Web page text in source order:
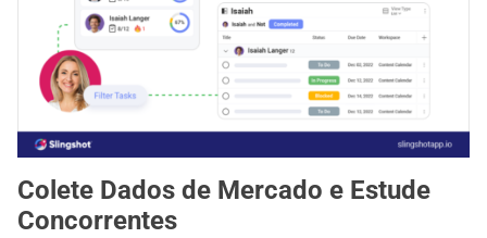
Colete Dados de Mercado e Estude
Concorrentes